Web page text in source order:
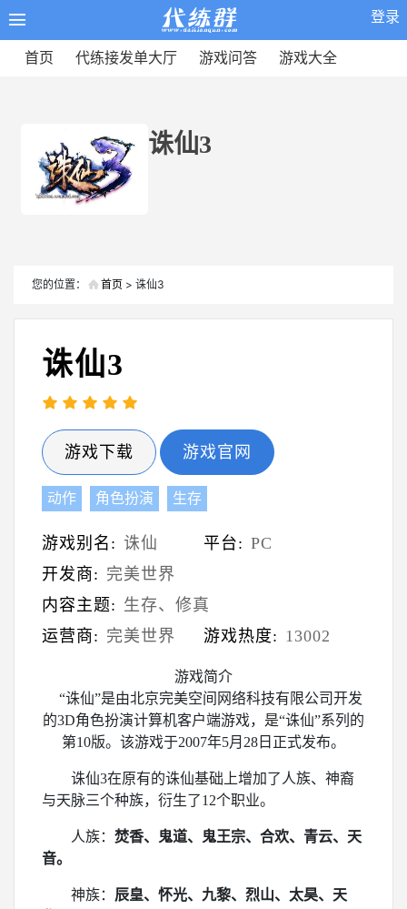
登录
首页 代练接发单大厅 游戏问答 游戏大全
诛仙3
您的位置： 首页 > 诛仙3
诛仙3
游戏下载 游戏官网
动作 角色扮演 生存
游戏别名: 诛仙 平台: PC
开发商: 完美世界
内容主题: 生存、修真
运营商: 完美世界 游戏热度: 13002
游戏简介
“诛仙”是由北京完美空间网络科技有限公司开发
的3D角色扮演计算机客户端游戏，是“诛仙”系列的
第10版。该游戏于2007年5月28日正式发布。
诛仙3在原有的诛仙基础上增加了人族、神裔
与天脉三个种族，衍生了12个职业。
人族： 焚香、鬼道、鬼王宗、合欢、青云、天
音。
神族： 辰皇、怀光、九黎、烈山、太昊、天